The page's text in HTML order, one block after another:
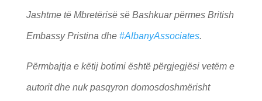
Jashtme të Mbretërisë së Bashkuar përmes British
Embassy Pristina dhe #AlbanyAssociates.
Përmbajtja e këtij botimi është përgjegjësi vetëm e
autorit dhe nuk pasqyron domosdoshmërisht